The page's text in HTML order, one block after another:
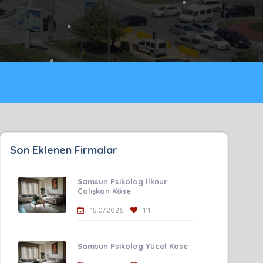
Son Eklenen Firmalar
Samsun Psikolog İlknur
Çalışkan Köse
15.07.2026 111
Samsun Psikolog Yücel Köse